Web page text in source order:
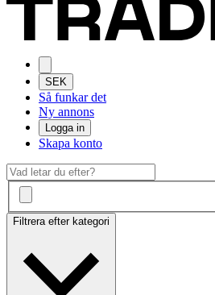
SEK
Så funkar det
Ny annons
Logga in
Skapa konto
Filtrera efter kategori